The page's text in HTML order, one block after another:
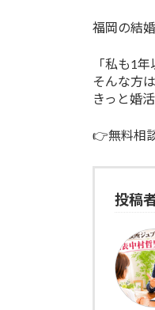
福岡の結
「私も1
そんな方
きっと婚
👉無料相
投稿